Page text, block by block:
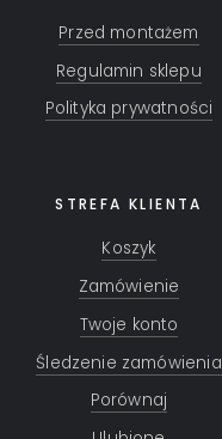
Przed montażem
Regulamin sklepu
Polityka prywatności
STREFA KLIENTA
Koszyk
Zamówienie
Twoje konto
Śledzenie zamówienia
Porównaj